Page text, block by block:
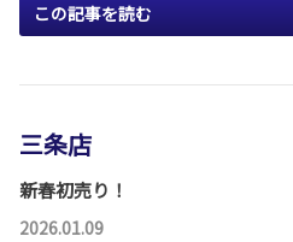
この記事を読む
三条店
新春初売り！
2026.01.09